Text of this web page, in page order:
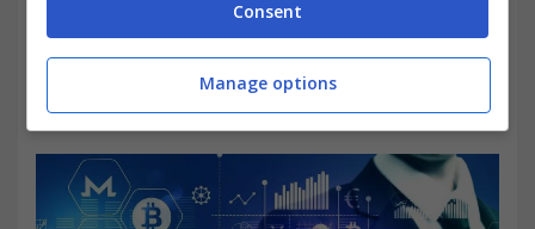
possibile, e quali sono
rendono vincente
per gli investitori alla
ricerca del guadagno stabile.
Consent
Manage options